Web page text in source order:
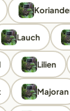
Lauch
Lilien
Majoran